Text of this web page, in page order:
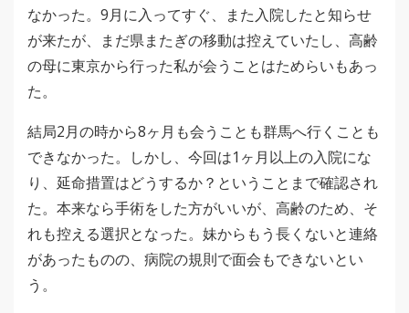
なかった。9月に入ってすぐ、また入院したと知らせ
が来たが、まだ県またぎの移動は控えていたし、高齢
の母に東京から行った私が会うことはためらいもあっ
た。
結局2月の時から8ヶ月も会うことも群馬へ行くことも
できなかった。しかし、今回は1ヶ月以上の入院にな
り、延命措置はどうするか？ということまで確認され
た。本来なら手術をした方がいいが、高齢のため、そ
れも控える選択となった。妹からもう長くないと連絡
があったものの、病院の規則で面会もできないとい
う。